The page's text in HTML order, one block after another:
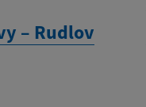
– Rudlov